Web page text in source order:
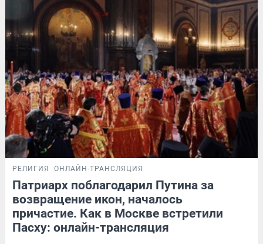
РЕЛИГИЯ ОНЛАЙН-ТРАНСЛЯЦИЯ
Патриарх поблагодарил Путина за
возвращение икон, началось
причастие. Как в Москве встретили
Пасху: онлайн-трансляция